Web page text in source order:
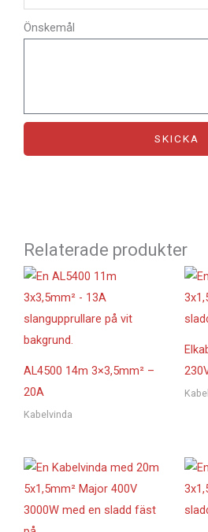
Önskemål
SKICKA
Relaterade produkter
AL4500 14m 3×3,5mm² –
20A
Kabelvinda